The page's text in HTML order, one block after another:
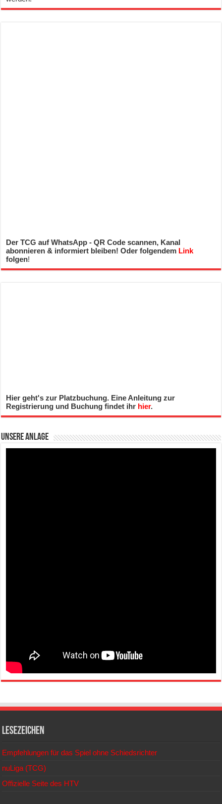
Der TCG auf WhatsApp - QR Code scannen, Kanal
abonnieren & informiert bleiben! Oder folgendem Link
folgen!
Hier geht's zur Platzbuchung. Eine Anleitung zur
Registrierung und Buchung findet ihr hier.
Unsere Anlage
Lesezeichen
Empfehlungen für das Spiel ohne Schiedsrichter
nuLiga (TCG)
Offizielle Seite des HTV